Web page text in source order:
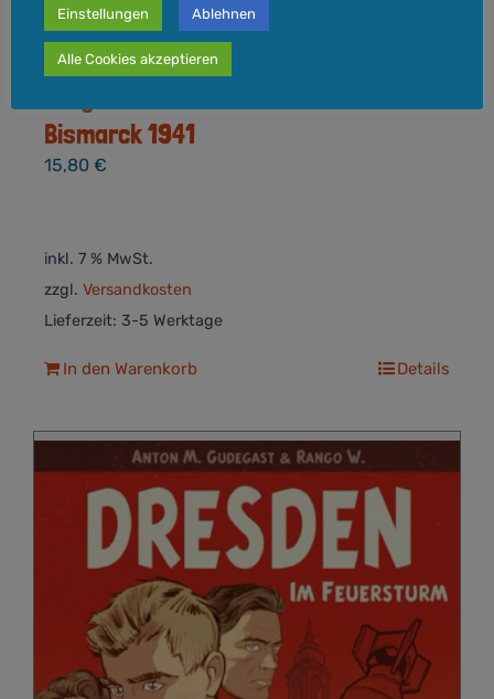
Bismarck 1941
15,80 €
inkl. 7 % MwSt.
zzgl. Versandkosten
Lieferzeit: 3-5 Werktage
In den Warenkorb Details
Einstellungen Ablehnen
Alle Cookies akzeptieren